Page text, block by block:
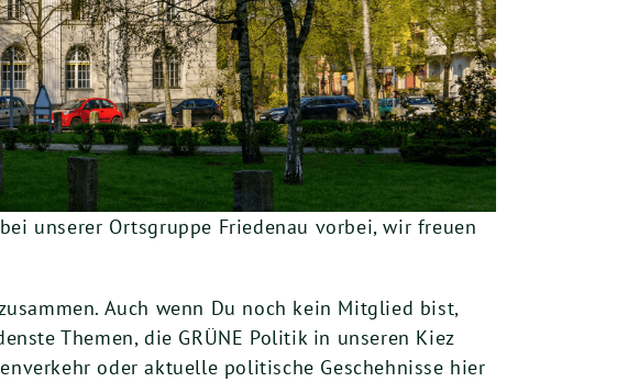
unserer Ortsgruppe Friedenau vorbei, wir freuen
Auch wenn Du noch kein Mitglied bist,
Themen, die GRÜNE Politik in unseren Kiez
oder aktuelle politische Geschehnisse hier